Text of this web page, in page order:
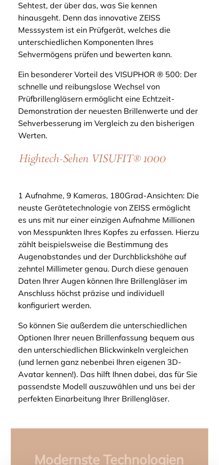
Sehtest, der über das, was Sie kennen
hinausgeht. Denn das innovative ZEISS
Messsystem ist ein Prüfgerät, welches die
unterschiedlichen Komponenten Ihres
Sehvermögens prüfen und bewerten kann.
Ein besonderer Vorteil des VISUPHOR ® 500: Der
schnelle und reibungslose Wechsel von
Prüfbrillengläsern ermöglicht eine Echtzeit-
Demonstration der neuesten Brillenwerte und der
Sehverbesserung im Vergleich zu den bisherigen
Werten.
Hightech-Sehen VISUFIT® 1000
1 Aufnahme, 9 Kameras, 180Grad-Ansichten: Die
neuste Gerätetechnologie von ZEISS ermöglicht
es uns mit nur einer einzigen Aufnahme Millionen
von Messpunkten Ihres Kopfes zu erfassen. Hierzu
zählt beispielsweise die Bestimmung des
Augenabstandes und der Durchblickshöhe auf
zehntel Millimeter genau. Durch diese genauen
Daten Ihrer Augen können Ihre Brillengläser im
Anschluss höchst präzise und individuell
konfiguriert werden.
So können Sie außerdem die unterschiedlichen
Optionen Ihrer neuen Brillenfassung bequem aus
den unterschiedlichen Blickwinkeln vergleichen
(und lernen ganz nebenbei Ihren eigenen 3D-
Avatar kennen!). Das hilft Ihnen dabei, das für Sie
passendste Modell auszuwählen und uns bei der
perfekten Einarbeitung Ihrer Brillengläser.
Modernste Technologien